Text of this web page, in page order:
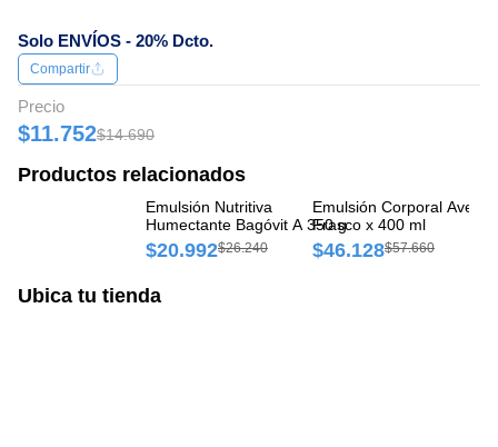
Solo ENVÍOS - 20% Dcto.
Compartir
Precio
$11.752$14.690
Productos relacionados
Emulsión Nutritiva
Humectante Bagóvit A 350 g
$20.992$26.240
Emulsión Corporal Aveno
Frasco x 400 ml
$46.128$57.660
Ubica tu tienda